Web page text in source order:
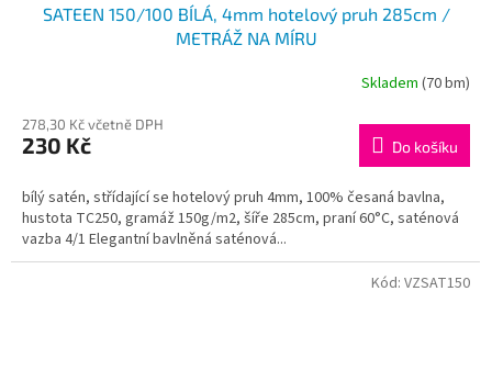
SATEEN 150/100 BÍLÁ, 4mm hotelový pruh 285cm /
METRÁŽ NA MÍRU
Skladem (70 bm)
278,30 Kč včetně DPH
230 Kč Do košíku
bílý satén, střídající se hotelový pruh 4mm, 100% česaná bavlna,
hustota TC250, gramáž 150g/m2, šíře 285cm, praní 60°C, saténová
vazba 4/1 Elegantní bavlněná saténová...
Kód: VZSAT150